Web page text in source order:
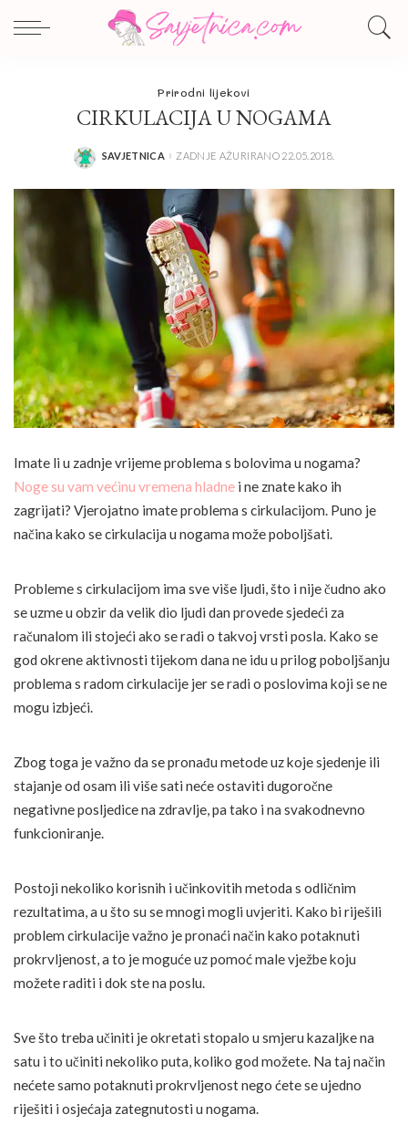
Prirodni lijekovi
CIRKULACIJA U NOGAMA
POSTED
SAVJETNICA ZADNJE AŽURIRANO 22.05.2018.
Imate li u zadnje vrijeme problema s bolovima u nogama?
Noge su vam većinu vremena hladne i ne znate kako ih
zagrijati? Vjerojatno imate problema s cirkulacijom. Puno je
načina kako se cirkulacija u nogama može poboljšati.
Probleme s cirkulacijom ima sve više ljudi, što i nije čudno ako
se uzme u obzir da velik dio ljudi dan provede sjedeći za
računalom ili stojeći ako se radi o takvoj vrsti posla. Kako se
god okrene aktivnosti tijekom dana ne idu u prilog poboljšanju
problema s radom cirkulacije jer se radi o poslovima koji se ne
mogu izbjeći.
Zbog toga je važno da se pronađu metode uz koje sjedenje ili
stajanje od osam ili više sati neće ostaviti dugoročne
negativne posljedice na zdravlje, pa tako i na svakodnevno
funkcioniranje.
Postoji nekoliko korisnih i učinkovitih metoda s odličnim
rezultatima, a u što su se mnogi mogli uvjeriti. Kako bi riješili
problem cirkulacije važno je pronaći način kako potaknuti
prokrvljenost, a to je moguće uz pomoć male vježbe koju
možete raditi i dok ste na poslu.
Sve što treba učiniti je okretati stopalo u smjeru kazaljke na
satu i to učiniti nekoliko puta, koliko god možete. Na taj način
nećete samo potaknuti prokrvljenost nego ćete se ujedno
riješiti i osjećaja zategnutosti u nogama.